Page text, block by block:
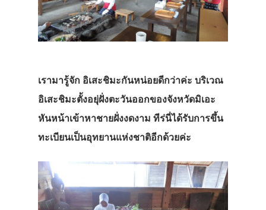
เรามารู้จัก อิเสะชิมะกันหน่อยดีกว่าค่ะ บริเวณ
อิเสะชิมะตั้งอยุ่ฝั่งตะวันออกของจังหวัดมิเอะ
หันหน้าเข้าหาชายฝั่งงดงาม ทีร่นี่ได้รับการขึ้น
ทะเบียนเป็นอุทยานแห่งชาติอีกด้วยค่ะ